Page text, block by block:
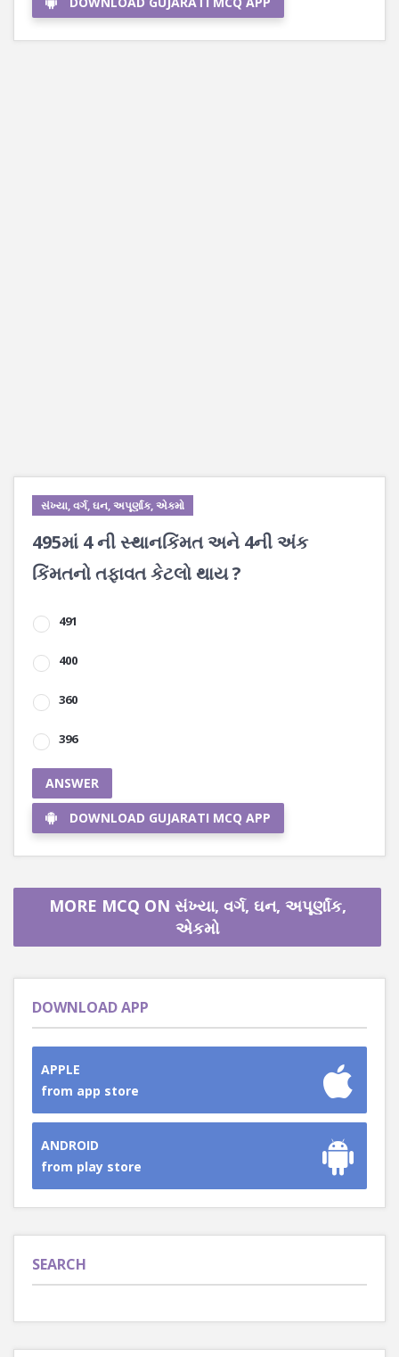
સંખ્યા, વર્ગ, ઘન, અપૂર્ણાંક, એકમો
495માં 4 ની સ્થાનકિંમત અને 4ની અંક
કિંમતનો તફાવત કેટલો થાય ?
491
400
360
396
ANSWER
DOWNLOAD GUJARATI MCQ APP
MORE MCQ ON સંખ્યા, વર્ગ, ઘન, અપૂર્ણાંક,
એકમો
DOWNLOAD APP
APPLE
from app store
ANDROID
from play store
SEARCH